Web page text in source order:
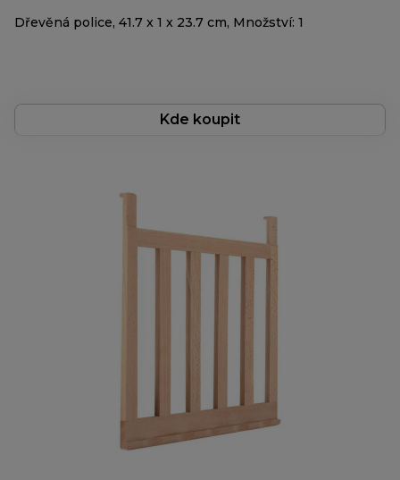
Dřevěná police, 41.7 x 1 x 23.7 cm, Množství: 1
Kde koupit